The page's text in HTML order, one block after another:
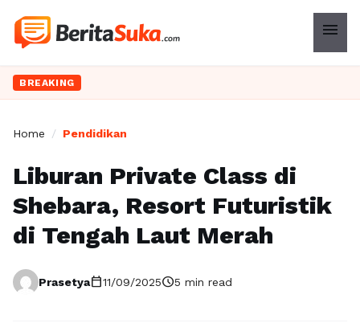
menu
BREAKING
Home / Pendidikan
Liburan Private Class di
Shebara, Resort Futuristik
di Tengah Laut Merah
Prasetyacalendar_today11/09/2025schedule5 min read